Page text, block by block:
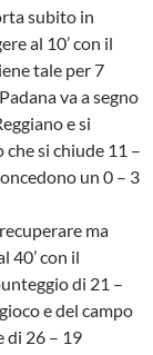
subito in
al 10’ con il
tale per 7
va a segno
e si
che si chiude 11 –
un 0 – 3
ma
40’ con il
di 21 –
e del campo
di 26 – 19